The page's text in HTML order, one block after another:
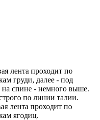
лента проходит по
груди, далее - под
спине - немного выше.
по линии талии.
лента проходит по
ягодиц.